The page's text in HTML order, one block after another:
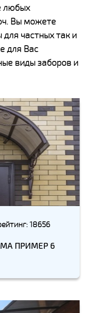
любых
Вы можете
частных так и
для Вас
виды заборов и
18656
ПРИМЕР 6